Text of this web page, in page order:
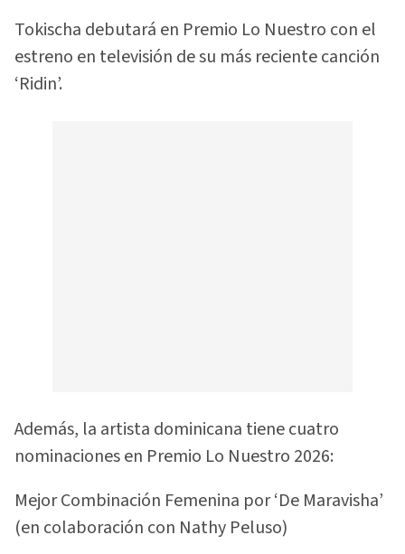
Tokischa debutará en Premio Lo Nuestro con el
estreno en televisión de su más reciente canción
‘Ridin’.
Además, la artista dominicana tiene cuatro
nominaciones en Premio Lo Nuestro 2026:
Mejor Combinación Femenina por ‘De Maravisha’
(en colaboración con Nathy Peluso)